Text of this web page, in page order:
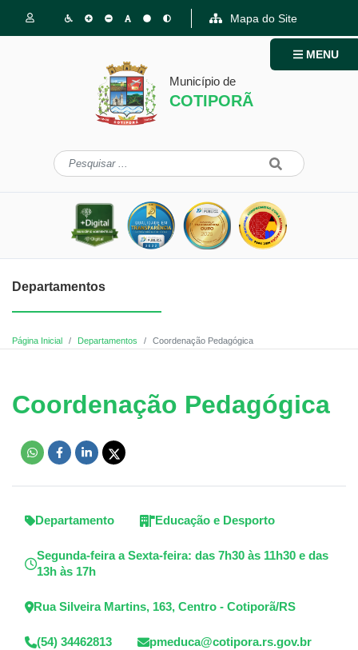
Mapa do Site
Município de
COTIPORÃ
MENU
Departamentos
Página Inicial Departamentos Coordenação Pedagógica
Coordenação Pedagógica
Departamento Educação e Desporto
Segunda-feira a Sexta-feira: das 7h30 às 11h30 e das
13h às 17h
Rua Silveira Martins, 163, Centro - Cotiporã/RS
(54) 34462813 pmeduca@cotipora.rs.gov.br